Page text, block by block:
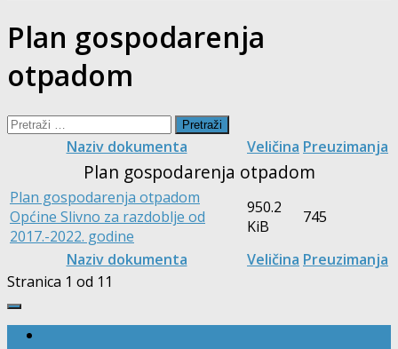
Plan gospodarenja
otpadom
Pretraži:
Naziv dokumenta
Veličina Preuzimanja
Naziv dokumenta Veličina Preuzimanja
Plan gospodarenja otpadom
Plan gospodarenja otpadom
Općine Slivno za razdoblje od
2017.-2022. godine
950.2
KiB
745
Stranica 1 od 1 1